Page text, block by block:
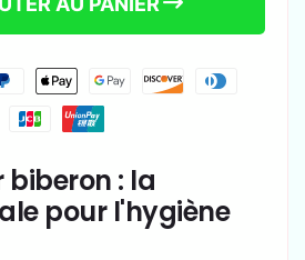
biberon : la
pour l'hygiène